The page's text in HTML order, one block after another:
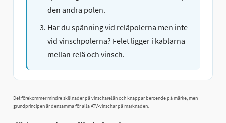
den andra polen.
Har du spänning vid reläpolerna men inte
vid vinschpolerna? Felet ligger i kablarna
mellan relä och vinsch.
Det förekommer mindre skillnader på vinscharelän och knappar beroende på märke, men
grundprincipen är densamma för alla ATV-vinschar på marknaden.